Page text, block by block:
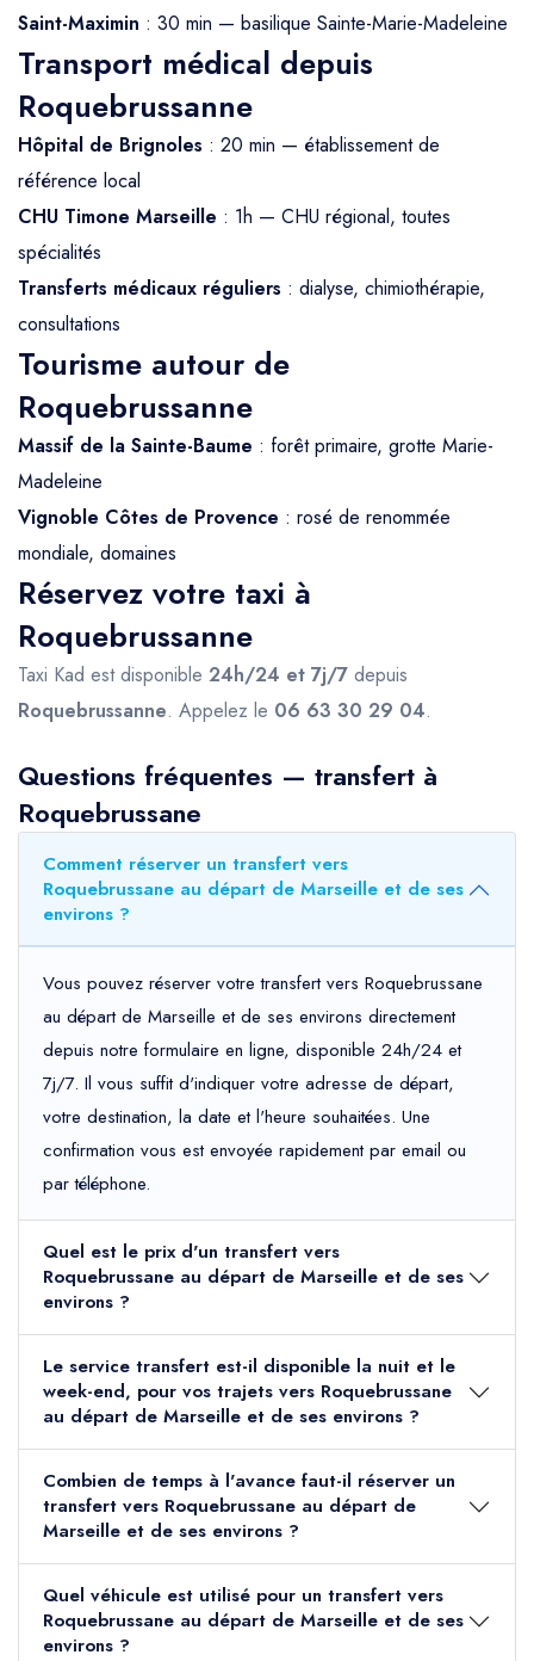
Saint-Maximin : 30 min — basilique Sainte-Marie-Madeleine
Transport médical depuis
Roquebrussanne
Hôpital de Brignoles : 20 min — établissement de
référence local
CHU Timone Marseille : 1h — CHU régional, toutes
spécialités
Transferts médicaux réguliers : dialyse, chimiothérapie,
consultations
Tourisme autour de
Roquebrussanne
Massif de la Sainte-Baume : forêt primaire, grotte Marie-
Madeleine
Vignoble Côtes de Provence : rosé de renommée
mondiale, domaines
Réservez votre taxi à
Roquebrussanne
Taxi Kad est disponible 24h/24 et 7j/7 depuis
Roquebrussanne. Appelez le 06 63 30 29 04.
Questions fréquentes — transfert à
Roquebrussane
Comment réserver un transfert vers
Roquebrussane au départ de Marseille et de ses
environs ?
Vous pouvez réserver votre transfert vers Roquebrussane
au départ de Marseille et de ses environs directement
depuis notre formulaire en ligne, disponible 24h/24 et
7j/7. Il vous suffit d'indiquer votre adresse de départ,
votre destination, la date et l'heure souhaitées. Une
confirmation vous est envoyée rapidement par email ou
par téléphone.
Quel est le prix d'un transfert vers
Roquebrussane au départ de Marseille et de ses
environs ?
Le service transfert est-il disponible la nuit et le
week-end, pour vos trajets vers Roquebrussane
au départ de Marseille et de ses environs ?
Combien de temps à l'avance faut-il réserver un
transfert vers Roquebrussane au départ de
Marseille et de ses environs ?
Quel véhicule est utilisé pour un transfert vers
Roquebrussane au départ de Marseille et de ses
environs ?